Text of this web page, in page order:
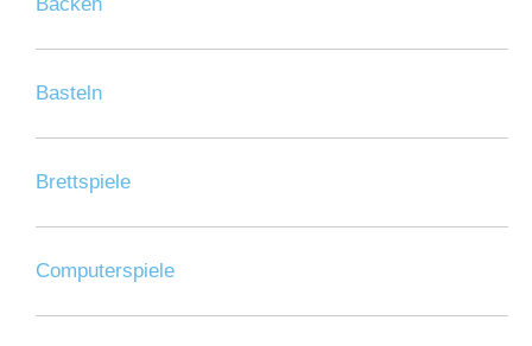
Basteln
Brettspiele
Computerspiele